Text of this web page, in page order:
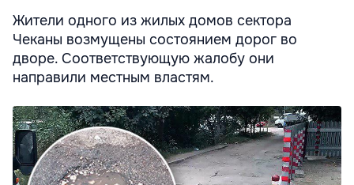
Жители одного из жилых домов сектора
Чеканы возмущены состоянием дорог во
дворе. Соответствующую жалобу они
направили местным властям.